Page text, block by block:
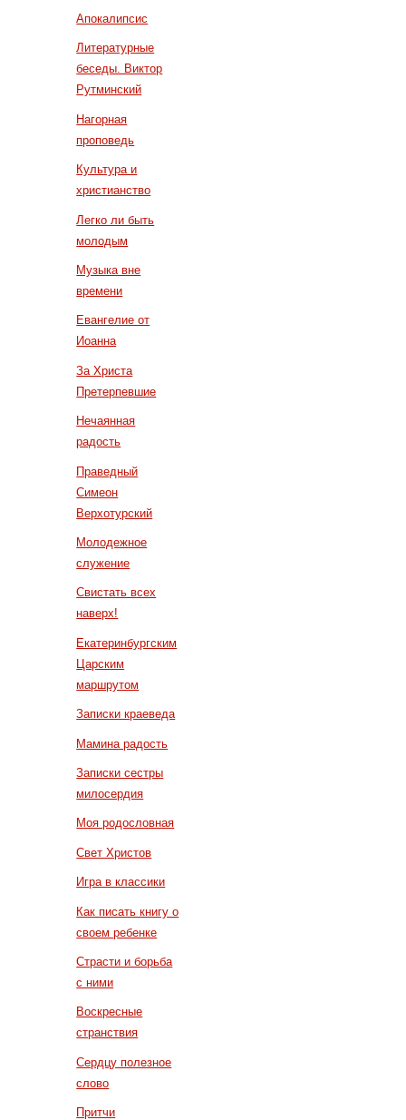
Апокалипсис
Литературные
беседы. Виктор
Рутминский
Нагорная
проповедь
Культура и
христианство
Легко ли быть
молодым
Музыка вне
времени
Евангелие от
Иоанна
За Христа
Претерпевшие
Нечаянная
радость
Праведный
Симеон
Верхотурский
Молодежное
служение
Свистать всех
наверх!
Екатеринбургским
Царским
маршрутом
Записки краеведа
Мамина радость
Записки сестры
милосердия
Моя родословная
Свет Христов
Игра в классики
Как писать книгу о
своем ребенке
Страсти и борьба
с ними
Воскресные
странствия
Сердцу полезное
слово
Притчи